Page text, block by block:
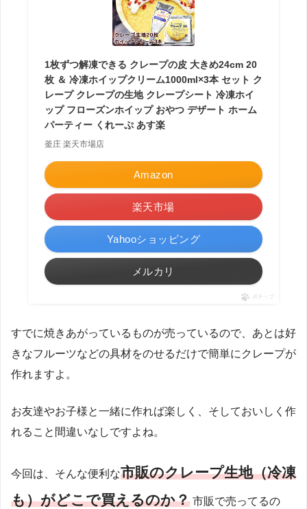
1枚ずつ解凍できる クレープの皮 大きめ24cm 20
枚 ＆ 冷凍ホイップクリーム1000ml×3本 セット ク
レープ クレープの生地 クレープシート 冷凍ホイ
ップ フローズンホイップ おやつ デザート ホーム
パーティー くれーぷ あす楽
釜庄 楽天市場店
Amazon
楽天市場
Yahooショッピング
メルカリ
ポチップ
すでに焼きあがっているものが売っているので、あとは好
きなフルーツなどの具材をのせるだけで簡単にクレープが
作れますよ。
お友達やお子様と一緒に作れば楽しく、そしておいしく作
れること間違いなしですよね。
今回は、そんな便利な市販のクレープ生地（冷凍
も）がどこで買えるのか？ 市販で売ってるの